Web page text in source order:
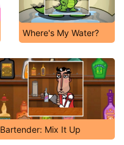
Where's My Water?
Bartender: Mix It Up